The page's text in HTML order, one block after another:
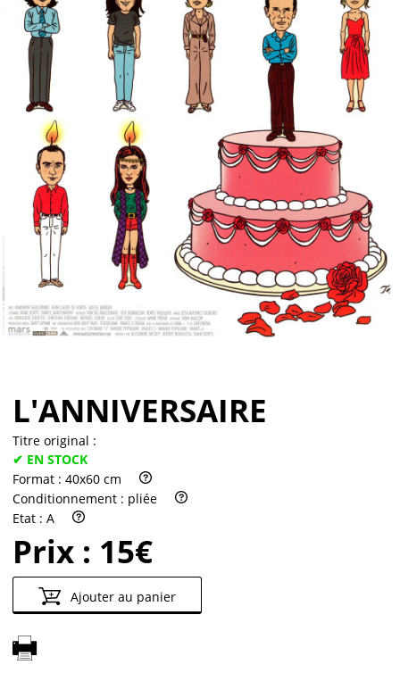
L'ANNIVERSAIRE
Titre original :
✔ EN STOCK
Format : 40x60 cm
Conditionnement : pliée
Etat : A
Prix : 15€
Ajouter au panier